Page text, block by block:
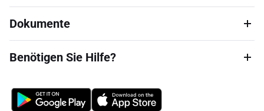
Dokumente
Benötigen Sie Hilfe?